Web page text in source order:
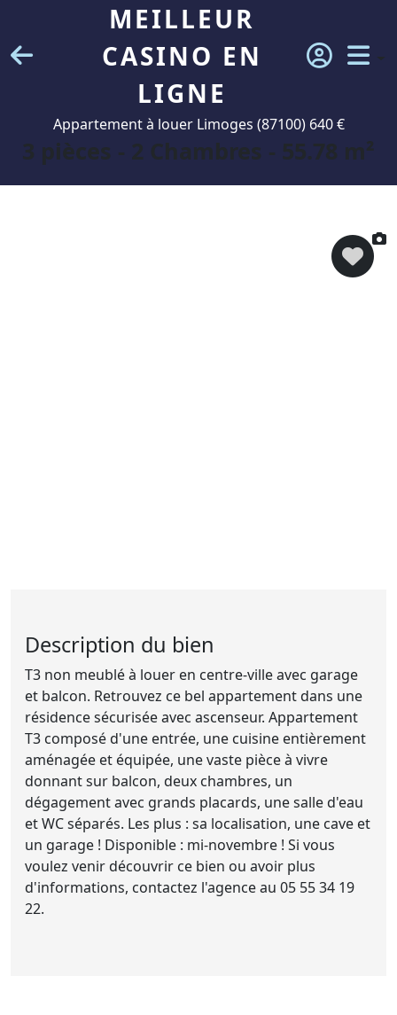
MEILLEUR
CASINO EN
LIGNE
Appartement à louer Limoges (87100) 640 €
3 pièces - 2 Chambres - 55.78 m²
Description du bien
T3 non meublé à louer en centre-ville avec garage
et balcon. Retrouvez ce bel appartement dans une
résidence sécurisée avec ascenseur. Appartement
T3 composé d'une entrée, une cuisine entièrement
aménagée et équipée, une vaste pièce à vivre
donnant sur balcon, deux chambres, un
dégagement avec grands placards, une salle d'eau
et WC séparés. Les plus : sa localisation, une cave et
un garage ! Disponible : mi-novembre ! Si vous
voulez venir découvrir ce bien ou avoir plus
d'informations, contactez l'agence au 05 55 34 19
22.